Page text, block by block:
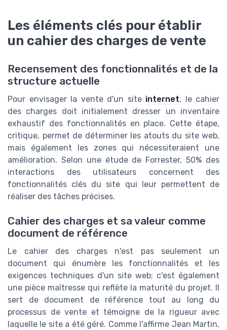
Les éléments clés pour établir
un cahier des charges de vente
Recensement des fonctionnalités et de la
structure actuelle
Pour envisager la vente d'un site internet, le cahier
des charges doit initialement dresser un inventaire
exhaustif des fonctionnalités en place. Cette étape,
critique, permet de déterminer les atouts du site web,
mais également les zones qui nécessiteraient une
amélioration. Selon une étude de Forrester, 50% des
interactions des utilisateurs concernent des
fonctionnalités clés du site qui leur permettent de
réaliser des tâches précises.
Cahier des charges et sa valeur comme
document de référence
Le cahier des charges n'est pas seulement un
document qui énumère les fonctionnalités et les
exigences techniques d'un site web; c'est également
une pièce maîtresse qui reflète la maturité du projet. Il
sert de document de référence tout au long du
processus de vente et témoigne de la rigueur avec
laquelle le site a été géré. Comme l'affirme Jean Martin,